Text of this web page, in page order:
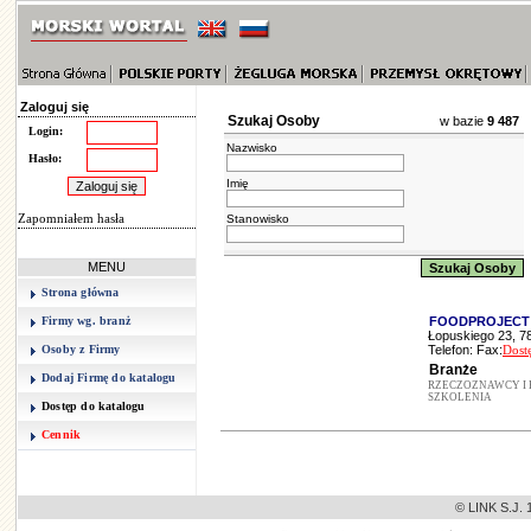
Zaloguj się
Login:
Hasło:
Zapomniałem hasła
MENU
Strona główna
Firmy wg. branż
Osoby z Firmy
Dodaj Firmę do katalogu
Dostęp do katalogu
Cennik
w bazie 9 487
Szukaj Osoby
Nazwisko
Imię
Stanowisko
Łopuskiego 23,
Telefon: Fax:
Branże
RZECZOZNAWCY I
SZKOLENIA
© LINK S.J.